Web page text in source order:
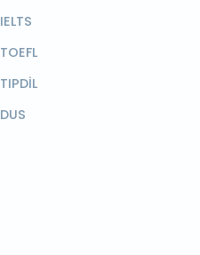
IELTS
TOEFL
TIPDİL
DUS